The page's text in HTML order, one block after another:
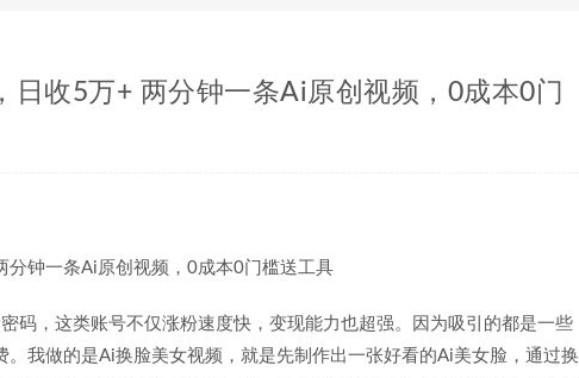
收5万+ 两分钟一条Ai原创视频，0成本0门
码，这类账号不仅涨粉速度快，变现能力也超强。因为吸引的都是一些
。我做的是Ai换脸美女视频，就是先制作出一张好看的Ai美女脸，通过换